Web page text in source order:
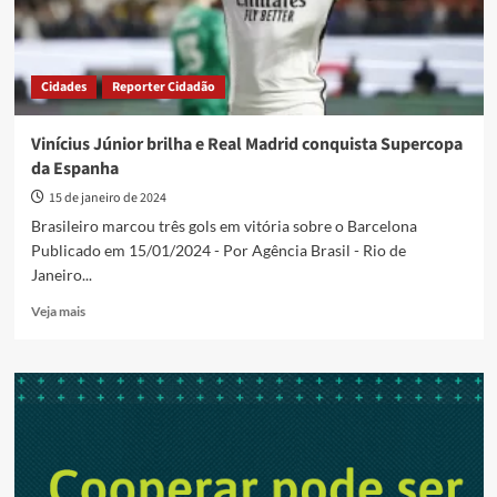
Cidades Reporter Cidadão
Vinícius Júnior brilha e Real Madrid conquista Supercopa
da Espanha
15 de janeiro de 2024
Brasileiro marcou três gols em vitória sobre o Barcelona
Publicado em 15/01/2024 - Por Agência Brasil - Rio de
Janeiro...
Veja maisRead
Vinícius
Júnior
Madrid